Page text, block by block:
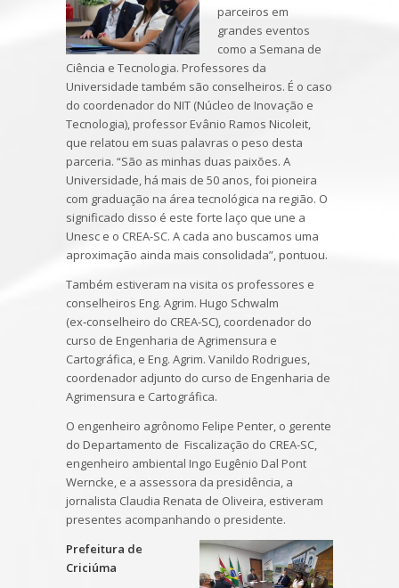
parceiros em
grandes eventos
como a Semana de
Ciência e Tecnologia. Professores da
Universidade também são conselheiros. É o caso
do coordenador do NIT (Núcleo de Inovação e
Tecnologia), professor Evânio Ramos Nicoleit,
que relatou em suas palavras o peso desta
parceria. “São as minhas duas paixões. A
Universidade, há mais de 50 anos, foi pioneira
com graduação na área tecnológica na região. O
significado disso é este forte laço que une a
Unesc e o CREA-SC. A cada ano buscamos uma
aproximação ainda mais consolidada”, pontuou.
Também estiveram na visita os professores e
conselheiros Eng. Agrim. Hugo Schwalm
(ex‑conselheiro do CREA-SC), coordenador do
curso de Engenharia de Agrimensura e
Cartográfica, e Eng. Agrim. Vanildo Rodrigues,
coordenador adjunto do curso de Engenharia de
Agrimensura e Cartográfica.
O engenheiro agrônomo Felipe Penter, o gerente
do Departamento de Fiscalização do CREA-SC,
engenheiro ambiental Ingo Eugênio Dal Pont
Werncke, e a assessora da presidência, a
jornalista Claudia Renata de Oliveira, estiveram
presentes acompanhando o presidente.
Prefeitura de
Criciúma